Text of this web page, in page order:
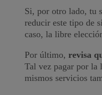
Si, por otro lado, tu
reducir este tipo de
caso, la libre
Por último, revisa
Tal vez pagar por la
mismos servicios